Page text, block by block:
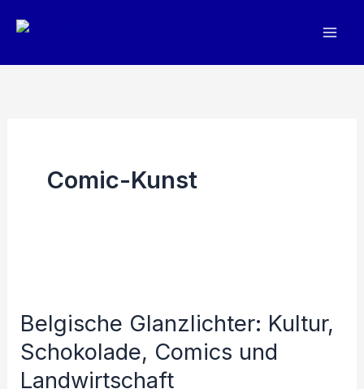
Inhalt
Comic-Kunst
Belgische Glanzlichter: Kultur,
Schokolade, Comics und
Landwirtschaft